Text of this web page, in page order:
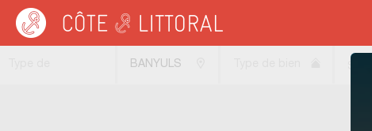
Côte & Littoral > Immobilier de prestige> MEDITERRANEE
BANYULS